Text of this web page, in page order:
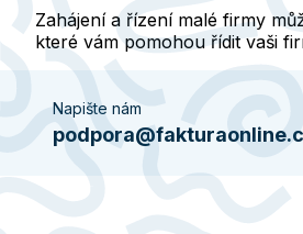
Zahájení a řízení malé firmy
které vám pomohou řídit vaši
Napište nám